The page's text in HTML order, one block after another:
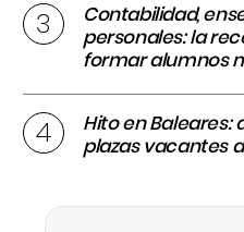
Contabilidad,
personales: la
formar alumnos
Hito en Baleares:
plazas vacantes